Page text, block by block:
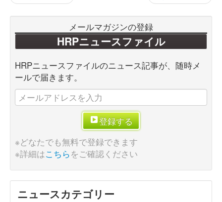
メールマガジンの登録
HRPニュースファイル
HRPニュースファイルのニュース記事が、随時メ
ールで届きます。
登録する
※どなたでも無料で登録できます
※詳細はこちらをご確認ください
ニュースカテゴリー